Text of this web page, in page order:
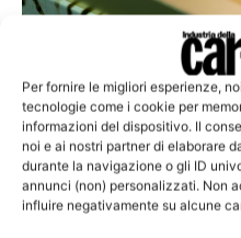
Per fornire le migliori esperienze,
tecnologie come i cookie per
informazioni del dispositivo. Il
noi e ai nostri partner di elaborare
durante la navigazione o gli ID
annunci (non) personalizzati. Non
influire negativamente su alcune
Applicazioni. Cartoncino
C*iCoat, una